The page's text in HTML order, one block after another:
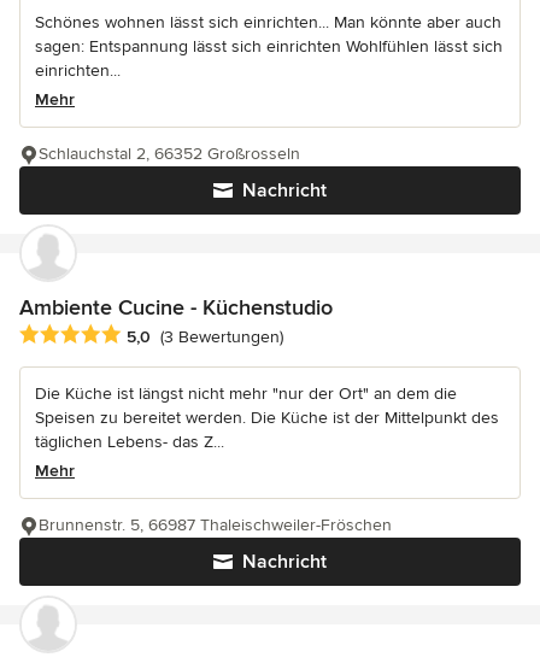
Schönes wohnen lässt sich einrichten... Man könnte aber auch
sagen: Entspannung lässt sich einrichten Wohlfühlen lässt sich
einrichten...
Mehr
Nachricht
Schlauchstal 2, 66352 Großrosseln
Ambiente Cucine - Küchenstudio
Durchschnittliche Bewertung: 5 von 5 Sternen
5,0 (3 Bewertungen)
Die Küche ist längst nicht mehr "nur der Ort" an dem die
Speisen zu bereitet werden. Die Küche ist der Mittelpunkt des
täglichen Lebens- das Z...
Mehr
Nachricht
Brunnenstr. 5, 66987 Thaleischweiler-Fröschen